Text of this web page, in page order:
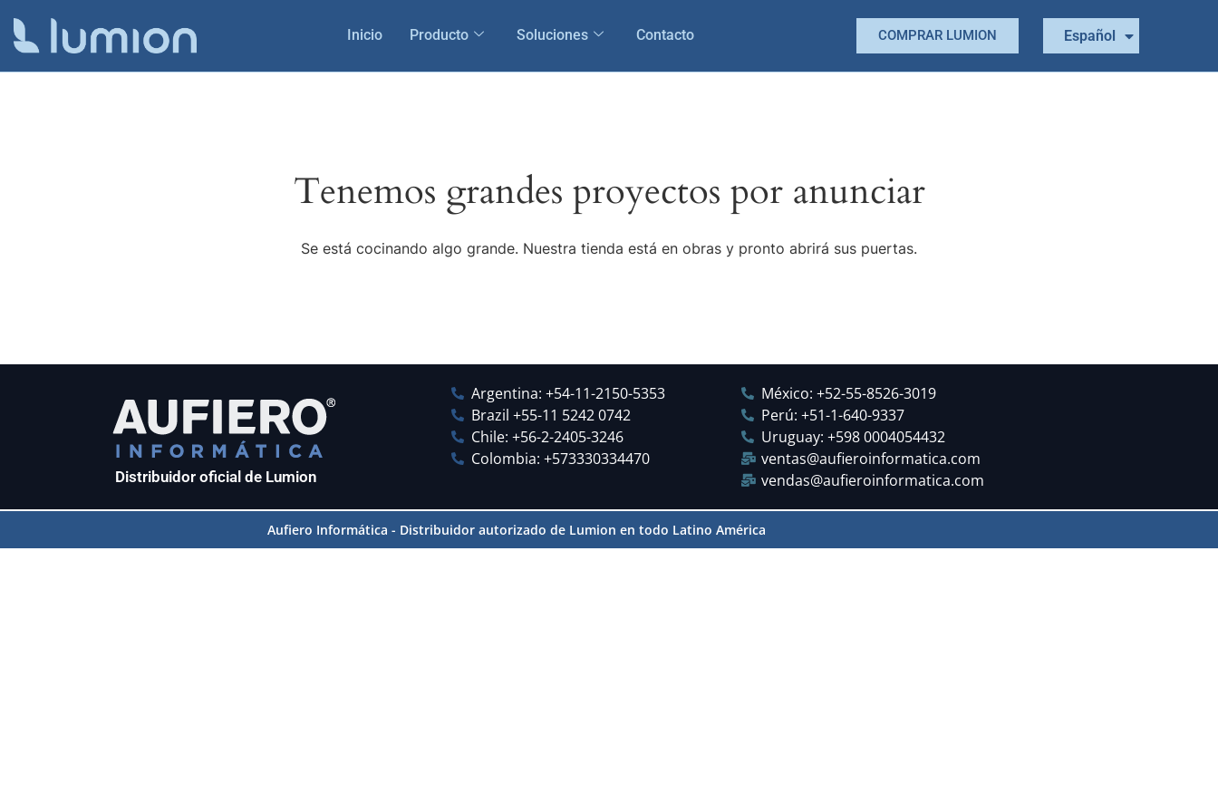
Inicio Producto Soluciones Contacto COMPRAR LUMION Español
English
Tenemos grandes proyectos por anunciar
Se está cocinando algo grande. Nuestra tienda está en obras y pronto abrirá sus puertas.
Distribuidor oficial de Lumion
Argentina: +54-11-2150-5353
Brazil +55-11 5242 0742
Chile: +56-2-2405-3246
Colombia: +573330334470
México: +52-55-8526-3019
Perú: +51-1-640-9337
Uruguay: +598 0004054432
ventas@aufieroinformatica.com
vendas@aufieroinformatica.com
Aufiero Informática - Distribuidor autorizado de Lumion en todo Latino América